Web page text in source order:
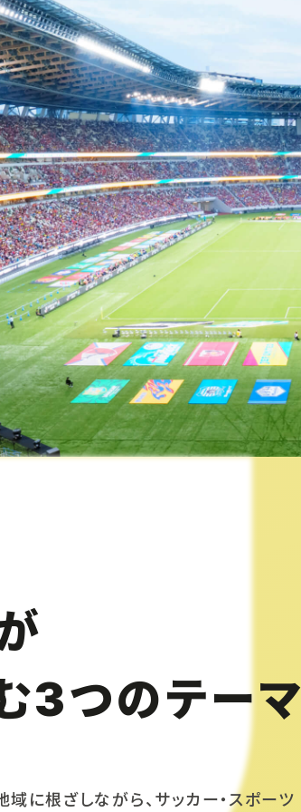
3つのテーマ
域に根ざしながら、サッカー・スポーツ